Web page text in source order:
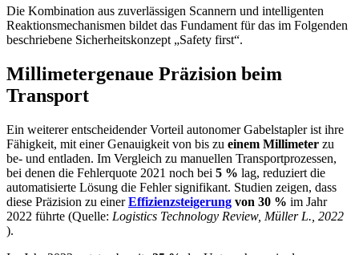
Die Kombination aus zuverlässigen Scannern und intelligenten
Reaktionsmechanismen bildet das Fundament für das im Folgenden
beschriebene Sicherheitskonzept „Safety first“.
Millimetergenaue Präzision beim
Transport
Ein weiterer entscheidender Vorteil autonomer Gabelstapler ist ihre
Fähigkeit, mit einer Genauigkeit von bis zu einem Millimeter zu
be- und entladen. Im Vergleich zu manuellen Transportprozessen,
bei denen die Fehlerquote 2021 noch bei 5 % lag, reduziert die
automatisierte Lösung die Fehler signifikant. Studien zeigen, dass
diese Präzision zu einerEffizienzsteigerung von 30 % im Jahr
2022 führte (Quelle: Logistics Technology Review, Müller L., 2022
).